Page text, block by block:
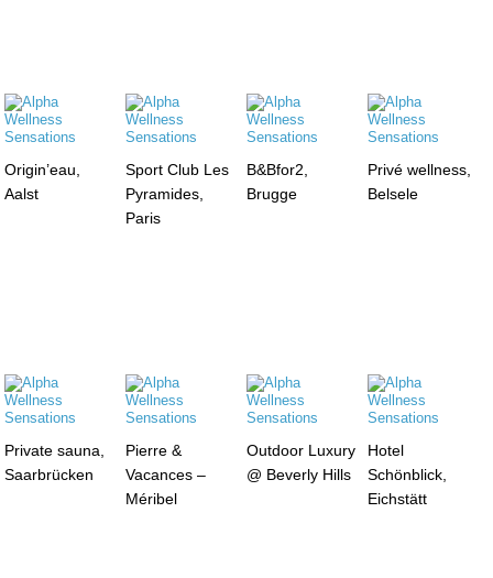
Origin’eau,
Aalst
Sport Club Les
Pyramides,
Paris
B&Bfor2,
Brugge
Privé wellness,
Belsele
Private sauna,
Saarbrücken
Pierre &
Vacances –
Méribel
Outdoor Luxury
@ Beverly Hills
Hotel
Schönblick,
Eichstätt